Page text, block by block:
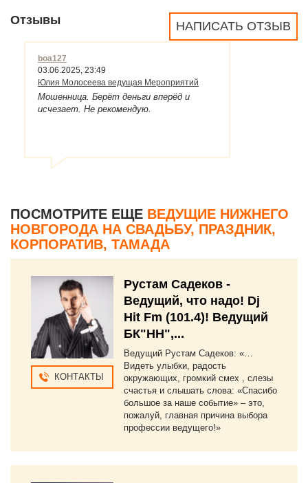
НАПИСАТЬ ОТЗЫВ
Отзывы
boa127
03.06.2025, 23:49
Юлия Молосеева ведущая Мероприятий
Мошенница. Берёт деньги вперёд и
исчезает. Не рекомендую.
ПОСМОТРИТЕ ЕЩЕ ВЕДУЩИЕ НИЖНЕГО
НОВГОРОДА НА СВАДЬБУ, ПРАЗДНИК,
КОРПОРАТИВ, ТАМАДА
КОНТАКТЫ
Рустам Садеков -
Ведущий, что надо! Dj
Hit Fm (101.4)! Ведущий
БК"НН",...
Ведущий Рустам Садеков: «…
Видеть улыбки, радость
окружающих, громкий смех , слезы
счастья и слышать слова: «Спасибо
большое за наше событие» – это,
пожалуй, главная причина выбора
профессии ведущего!»